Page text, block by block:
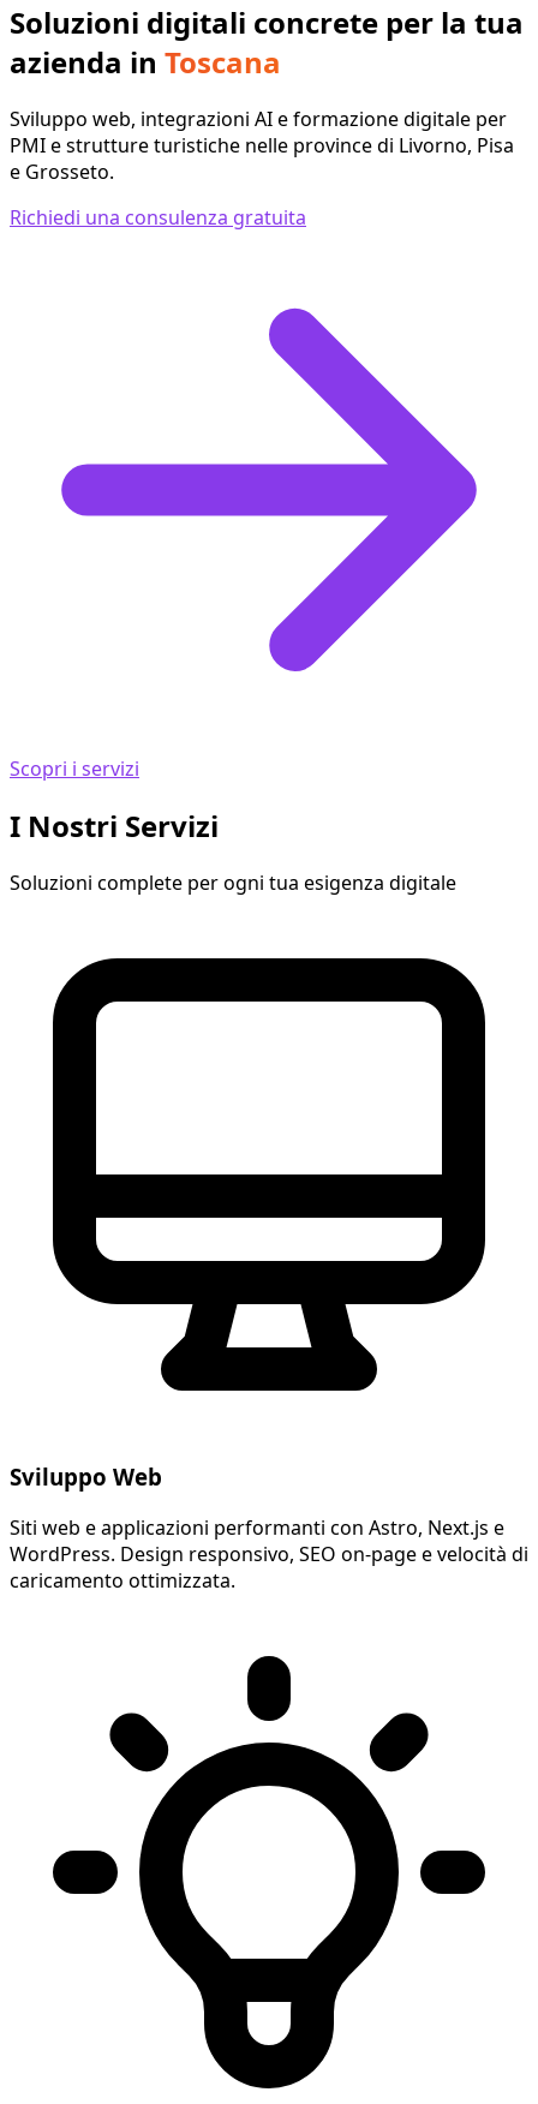
Soluzioni digitali concrete per la tua
azienda in Toscana
Sviluppo web, integrazioni AI e formazione digitale per
PMI e strutture turistiche nelle province di Livorno, Pisa
e Grosseto.
Richiedi una consulenza gratuita
Scopri i servizi
I Nostri Servizi
Soluzioni complete per ogni tua esigenza digitale
Sviluppo Web
Siti web e applicazioni performanti con Astro, Next.js e
WordPress. Design responsivo, SEO on-page e velocità di
caricamento ottimizzata.